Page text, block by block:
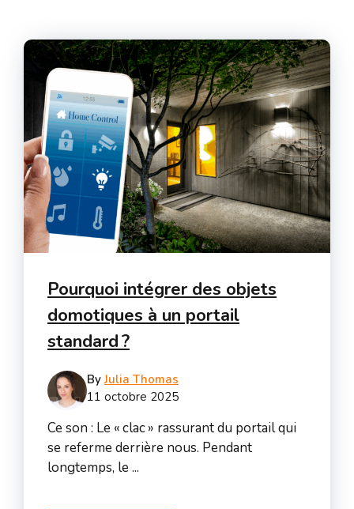
Pourquoi intégrer des objets
domotiques à un portail
standard ?
ByJulia Thomas
11 octobre 2025
Ce son : Le « clac » rassurant du portail qui
se referme derrière nous. Pendant
longtemps, le ...